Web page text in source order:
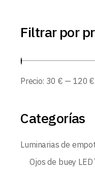
Filtrar por
Precio: 30 € — 120 €
Categorías
Luminarias de
Ojos de buey LED